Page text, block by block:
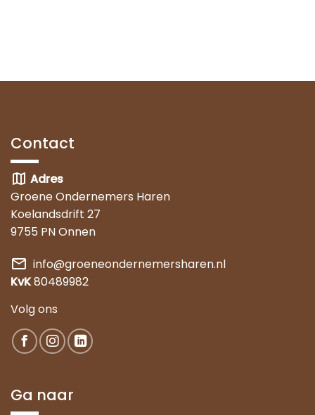
Contact
map Adres
Groene Ondernemers Haren
Koelandsdrift 27
9755 PN Onnen
mail info@groeneondernemersharen.nl
KvK80489982
Volg ons
Ga naar